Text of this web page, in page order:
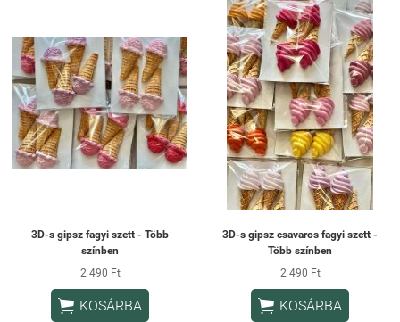
3D-s gipsz fagyi szett - Több
színben
2 490 Ft
 KOSÁRBA
3D-s gipsz csavaros fagyi szett -
Több színben
2 490 Ft
 KOSÁRBA